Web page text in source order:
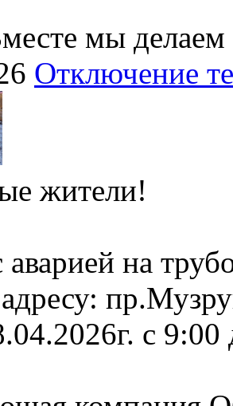
мы
Отключение
жители!
аварией на
с